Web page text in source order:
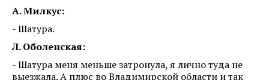
А. Милкус:
- Шатура.
Л. Оболенская:
- Шатура меня меньше затронула, я лично туда не
выезжала. А плюс во Владимирской области и так